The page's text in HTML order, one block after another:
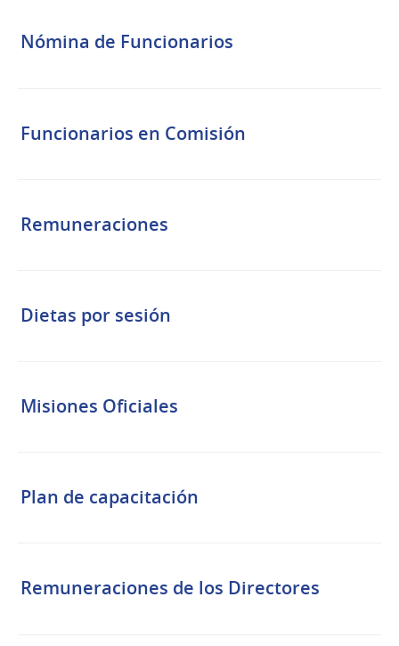
Nómina de Funcionarios
Funcionarios en Comisión
Remuneraciones
Dietas por sesión
Misiones Oficiales
Plan de capacitación
Remuneraciones de los Directores